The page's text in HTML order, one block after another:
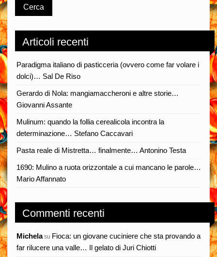
Articoli recenti
Paradigma italiano di pasticceria (ovvero come far volare i
dolci)… Sal De Riso
Gerardo di Nola: mangiamaccheroni e altre storie…
Giovanni Assante
Mulinum: quando la follia cerealicola incontra la
determinazione… Stefano Caccavari
Pasta reale di Mistretta… finalmente… Antonino Testa
1690: Mulino a ruota orizzontale a cui mancano le parole…
Mario Affannato
Commenti recenti
Michelasu Fioca: un giovane cuciniere che sta provando a
far rilucere una valle… Il gelato di Juri Chiotti